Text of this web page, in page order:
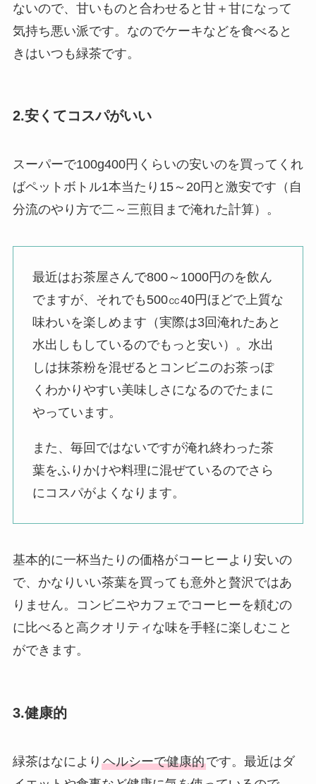
ないので、甘いものと合わせると甘＋甘になって
気持ち悪い派です。なのでケーキなどを食べると
きはいつも緑茶です。
2.安くてコスパがいい
スーパーで100g400円くらいの安いのを買ってくれ
ばペットボトル1本当たり15～20円と激安です（自
分流のやり方で二～三煎目まで淹れた計算）。
最近はお茶屋さんで800～1000円のを飲ん
でますが、それでも500㏄40円ほどで上質な
味わいを楽しめます（実際は3回淹れたあと
水出しもしているのでもっと安い）。水出
しは抹茶粉を混ぜるとコンビニのお茶っぽ
くわかりやすい美味しさになるのでたまに
やっています。
また、毎回ではないですが淹れ終わった茶
葉をふりかけや料理に混ぜているのでさら
にコスパがよくなります。
基本的に一杯当たりの価格がコーヒーより安いの
で、かなりいい茶葉を買っても意外と贅沢ではあ
りません。コンビニやカフェでコーヒーを頼むの
に比べると高クオリティな味を手軽に楽しむこと
ができます。
3.健康的
緑茶はなにより ヘルシーで健康的です。最近はダ